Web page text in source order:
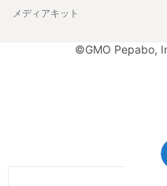
メディアキット
©GMO Pepabo,